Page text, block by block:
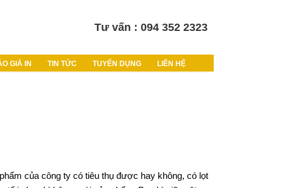
Tư vấn : 094 352 2323
GIÁ IN TIN TỨC TUYỂN DỤNG LIÊN HỆ
của công ty có tiêu thụ được hay không, có lọt